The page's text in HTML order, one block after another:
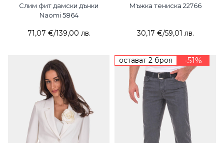
Слим фит дамски дънки
Naomi 5864
71,07 €/139,00 лв.
Мъжка тениска 22766
30,17 €/59,01 лв.
остават 2 броя -51%